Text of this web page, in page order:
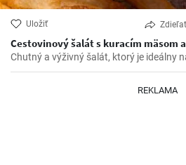
Uložiť Zdieľať
Cestovinový šalát s kuracím mäsom
Chutný a výživný šalát, ktorý je ideálny
REKLAMA